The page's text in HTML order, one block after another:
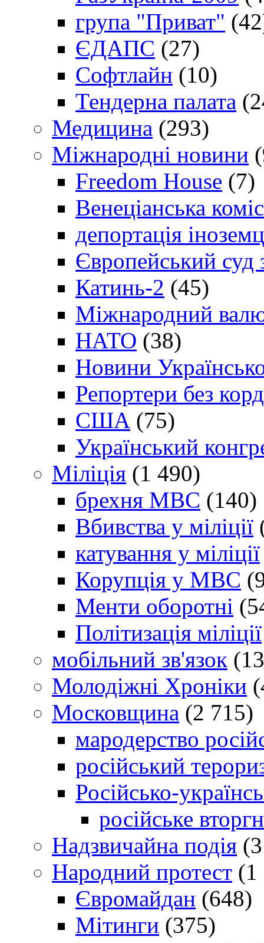
група "Приват"
ЄДАПС (27)
Софтлайн (10)
Тендерна палата
Медицина (293)
Міжнародні новини
Freedom House (7)
Венеціанська
депортація
Європейський
Катинь-2 (45)
Міжнародний
НАТО (38)
Новини
Репортери без
США (75)
Український
Міліція (1 490)
брехня МВС (140)
Вбивства у міліції
катування у міліції
Корупція у МВС
Менти оборотні
Політизація міліції
мобільний зв'язок
Молодіжні Хроніки
Московщина (2 715)
мародерство
російський
Російсько-
російське
Надзвичайна подія
Народний протест (1
Євромайдан (648)
Мітинги (375)